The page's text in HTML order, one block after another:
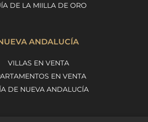
DE LA MIILLA DE ORO
ANDALUCÍA
VILLAS EN VENTA
EN VENTA
DE NUEVA ANDALUCÍA